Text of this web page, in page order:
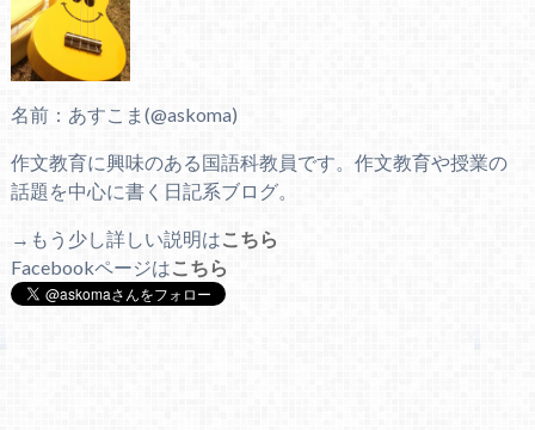
名前：あすこま(@askoma)
作文教育に興味のある国語科教員です。作文教育や授業の
話題を中心に書く日記系ブログ。
→もう少し詳しい説明はこちら
Facebookページはこちら